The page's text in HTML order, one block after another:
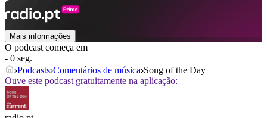
Mais informações
O podcast começa em
- 0 seg.
Podcasts Comentários de música Song of the Day
Ouve este podcast gratuitamente na aplicação: